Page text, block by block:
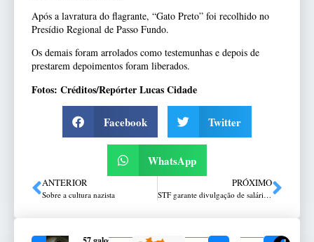
Após a lavratura do flagrante, “Gato Preto” foi recolhido no
Presídio Regional de Passo Fundo.
Os demais foram arrolados como testemunhas e depois de
prestarem depoimentos foram liberados.
Fotos: Créditos/Repórter Lucas Cidade
Facebook Twitter
WhatsApp
ANTERIOR
Sobre a cultura nazista
PRÓXIMO
STF garante divulgação de salários do Tribunal de Justiça do RS